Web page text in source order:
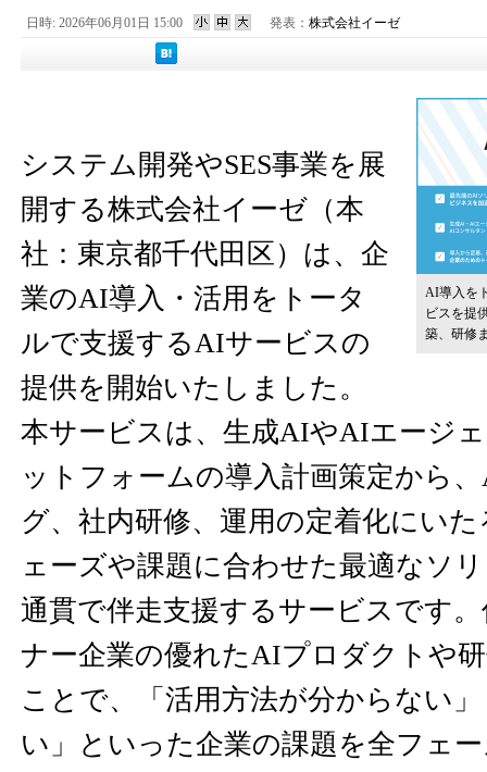
日時: 2026年06月01日 15:00 発表： 株式会社イーゼ
AI導入を
ビスを提
築、研修
システム開発やSES事業を展
開する株式会社イーゼ（本
社：東京都千代田区）は、企
業のAI導入・活用をトータ
ルで支援するAIサービスの
提供を開始いたしました。
本サービスは、生成AIやAIエージ
ットフォームの導入計画策定から
グ、社内研修、運用の定着化にい
ェーズや課題に合わせた最適なソ
通貫で伴走支援するサービスです
ナー企業の優れたAIプロダクトや
ことで、「活用方法が分からない
い」といった企業の課題を全フェ